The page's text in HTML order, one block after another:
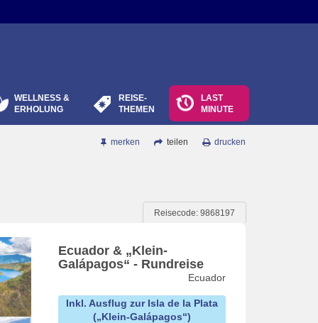
WELLNESS &
ERHOLUNG
REISE-
THEMEN
LAST
MINUTE
drucken
teilen
merken
Reisecode: 9868197
Ecuador & „Klein-
Galápagos“ - Rundreise
Ecuador
Inkl. Ausflug zur Isla de la Plata
(„Klein-Galápagos“)